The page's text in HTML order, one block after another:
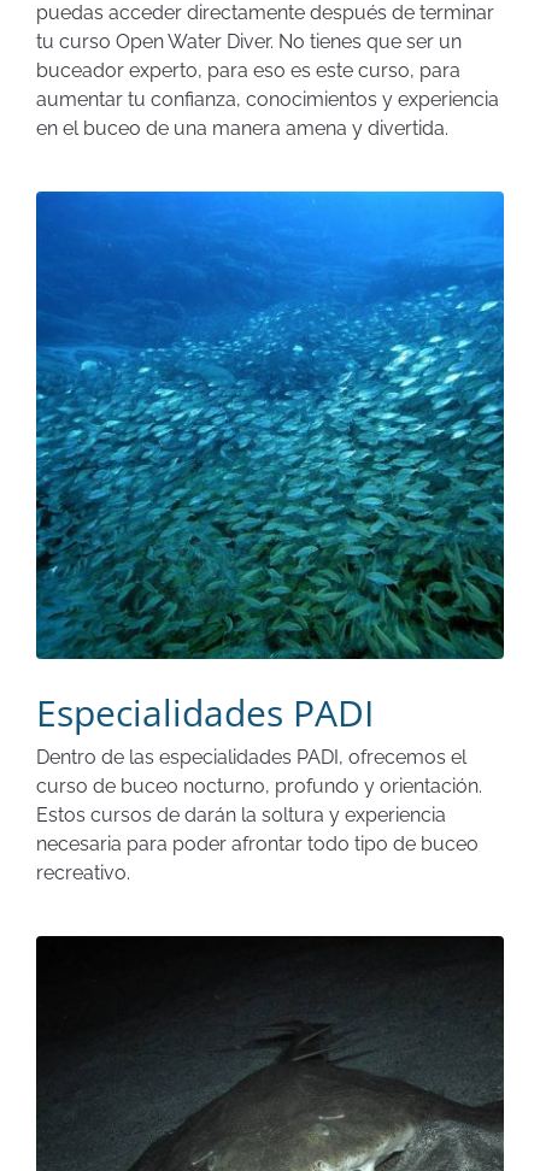
puedas acceder directamente después de terminar
tu curso Open Water Diver. No tienes que ser un
buceador experto, para eso es este curso, para
aumentar tu confianza, conocimientos y experiencia
en el buceo de una manera amena y divertida.
Especialidades PADI
Dentro de las especialidades PADI, ofrecemos el
curso de buceo nocturno, profundo y orientación.
Estos cursos de darán la soltura y experiencia
necesaria para poder afrontar todo tipo de buceo
recreativo.